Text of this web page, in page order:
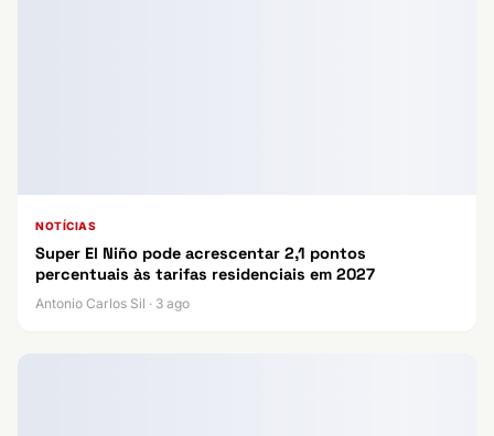
NOTÍCIAS
Super El Niño pode acrescentar 2,1 pontos
percentuais às tarifas residenciais em 2027
Antonio Carlos Sil · 3 ago